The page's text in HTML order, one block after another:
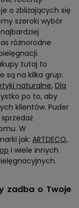
o zbliżających się
szeroki wybór
różnorodne
tutaj to
są na kilka grup:
naturalne, Dla
po to, aby
klientów. Puder
W
jak: ARTDECO,
i wiele innych
zadba o Twoje